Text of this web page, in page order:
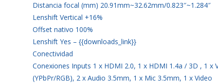
Distancia focal (mm) 20.91mm~32.62mm/0.823″~1.284″
Lenshift Vertical +16%
Offset nativo 100%
Lenshift Yes – {{downloads_link}}
Conectividad
Conexiones Inputs 1 x HDMI 2.0, 1 x HDMI 1.4a / 3D , 1 x
(YPbPr/RGB), 2 x Audio 3.5mm, 1 x Mic 3.5mm, 1 x Video